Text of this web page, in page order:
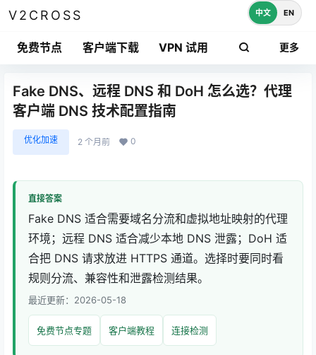
V2CROSS
免费节点 客户端下载 VPN 试用 更多
中文 EN
Fake DNS、远程 DNS 和 DoH 怎么选？代理
客户端 DNS 技术配置指南
优化加速 2 个月前 0
直接答案
Fake DNS 适合需要域名分流和虚拟地址映射的代理
环境；远程 DNS 适合减少本地 DNS 泄露；DoH 适
合把 DNS 请求放进 HTTPS 通道。选择时要同时看
规则分流、兼容性和泄露检测结果。
最近更新：2026-05-18
免费节点专题 客户端教程 连接检测